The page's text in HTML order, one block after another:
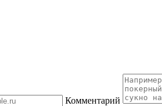
Комментарий